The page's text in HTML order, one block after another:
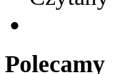
Polecamy